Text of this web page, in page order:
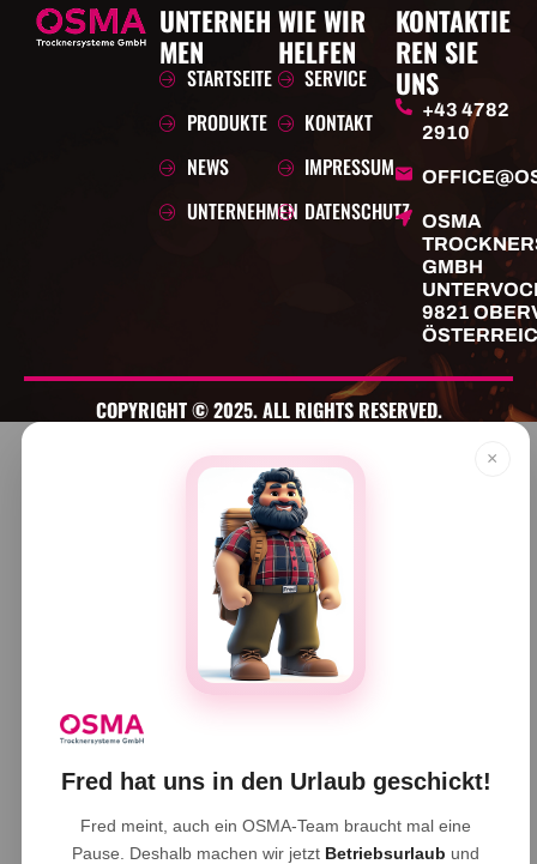
UNTERNEH
MEN
STARTSEITE
PRODUKTE
NEWS
UNTERNEHMEN
WIE WIR
HELFEN
SERVICE
KONTAKT
IMPRESSUM
DATENSCHUTZ
KONTAKTIE
REN SIE
UNS
+43 4782
2910
OSMA
GMBH
9821
COPYRIGHT © 2025. ALL RIGHTS RESERVED.
×
Fred hat uns in den Urlaub geschickt!
Fred meint, auch ein OSMA-Team braucht mal eine
Pause. Deshalb machen wir jetzt Betriebsurlaub und